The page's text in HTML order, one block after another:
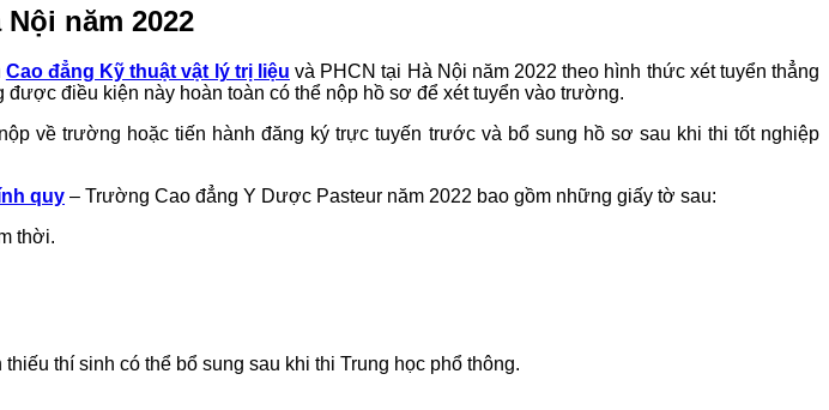
năm 2022
Cao đẳng Kỹ thuật vật lý trị liệu và PHCN tại Hà Nội năm 2022 theo hình thức xét tuyển thẳng
điều kiện này hoàn toàn có thể nộp hồ sơ để xét tuyển vào trường.
về trường hoặc tiến hành đăng ký trực tuyến trước và bổ sung hồ sơ sau khi thi tốt nghiệp
quy – Trường Cao đẳng Y Dược Pasteur năm 2022 bao gồm những giấy tờ sau:
thời.
thí sinh có thể bổ sung sau khi thi Trung học phổ thông.